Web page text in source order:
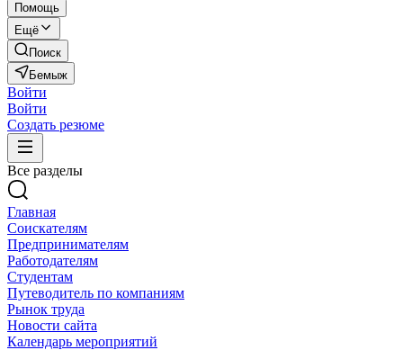
Помощь
Ещё
Поиск
Бемыж
Войти
Войти
Создать резюме
Все разделы
Главная
Соискателям
Предпринимателям
Работодателям
Студентам
Путеводитель по компаниям
Рынок труда
Новости сайта
Календарь мероприятий